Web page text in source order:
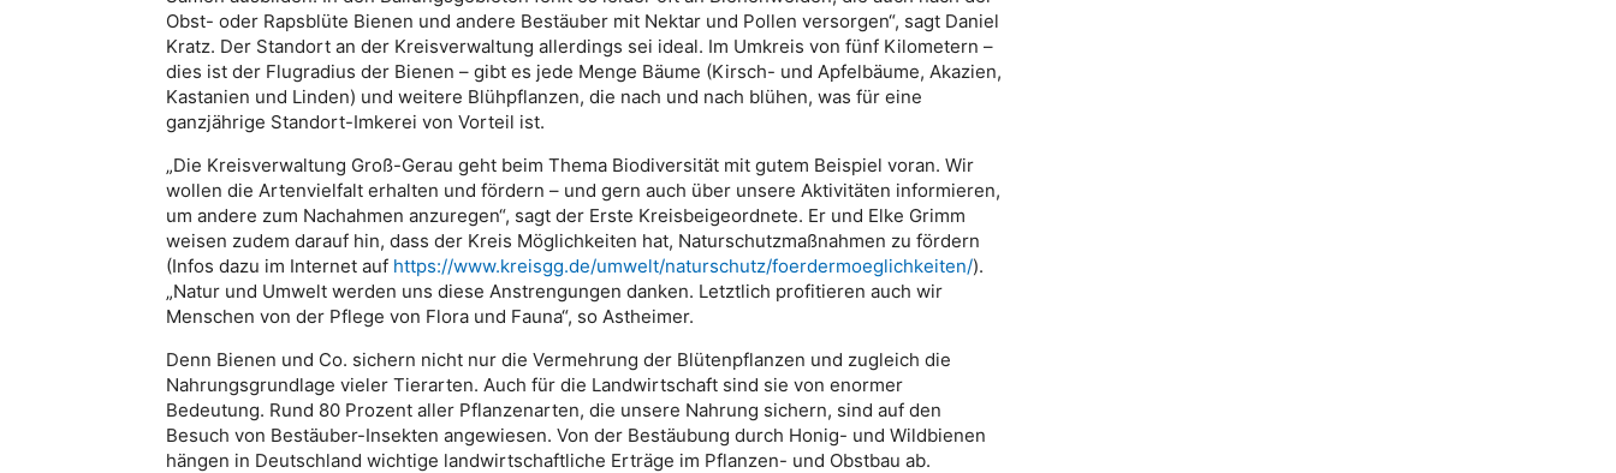
Obst- oder Rapsblüte Bienen und andere Bestäuber mit Nektar und Pollen versorgen“, sagt Daniel
Kratz. Der Standort an der Kreisverwaltung allerdings sei ideal. Im Umkreis von fünf Kilometern –
dies ist der Flugradius der Bienen – gibt es jede Menge Bäume (Kirsch- und Apfelbäume, Akazien,
Kastanien und Linden) und weitere Blühpflanzen, die nach und nach blühen, was für eine
ganzjährige Standort-Imkerei von Vorteil ist.
„Die Kreisverwaltung Groß-Gerau geht beim Thema Biodiversität mit gutem Beispiel voran. Wir
wollen die Artenvielfalt erhalten und fördern – und gern auch über unsere Aktivitäten informieren,
um andere zum Nachahmen anzuregen“, sagt der Erste Kreisbeigeordnete. Er und Elke Grimm
weisen zudem darauf hin, dass der Kreis Möglichkeiten hat, Naturschutzmaßnahmen zu fördern
(Infos dazu im Internet auf https://www.kreisgg.de/umwelt/naturschutz/foerdermoeglichkeiten/).
„Natur und Umwelt werden uns diese Anstrengungen danken. Letztlich profitieren auch wir
Menschen von der Pflege von Flora und Fauna“, so Astheimer.
Denn Bienen und Co. sichern nicht nur die Vermehrung der Blütenpflanzen und zugleich die
Nahrungsgrundlage vieler Tierarten. Auch für die Landwirtschaft sind sie von enormer
Bedeutung. Rund 80 Prozent aller Pflanzenarten, die unsere Nahrung sichern, sind auf den
Besuch von Bestäuber-Insekten angewiesen. Von der Bestäubung durch Honig- und Wildbienen
hängen in Deutschland wichtige landwirtschaftliche Erträge im Pflanzen- und Obstbau ab.